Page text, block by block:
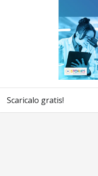
Scaricalo gratis!